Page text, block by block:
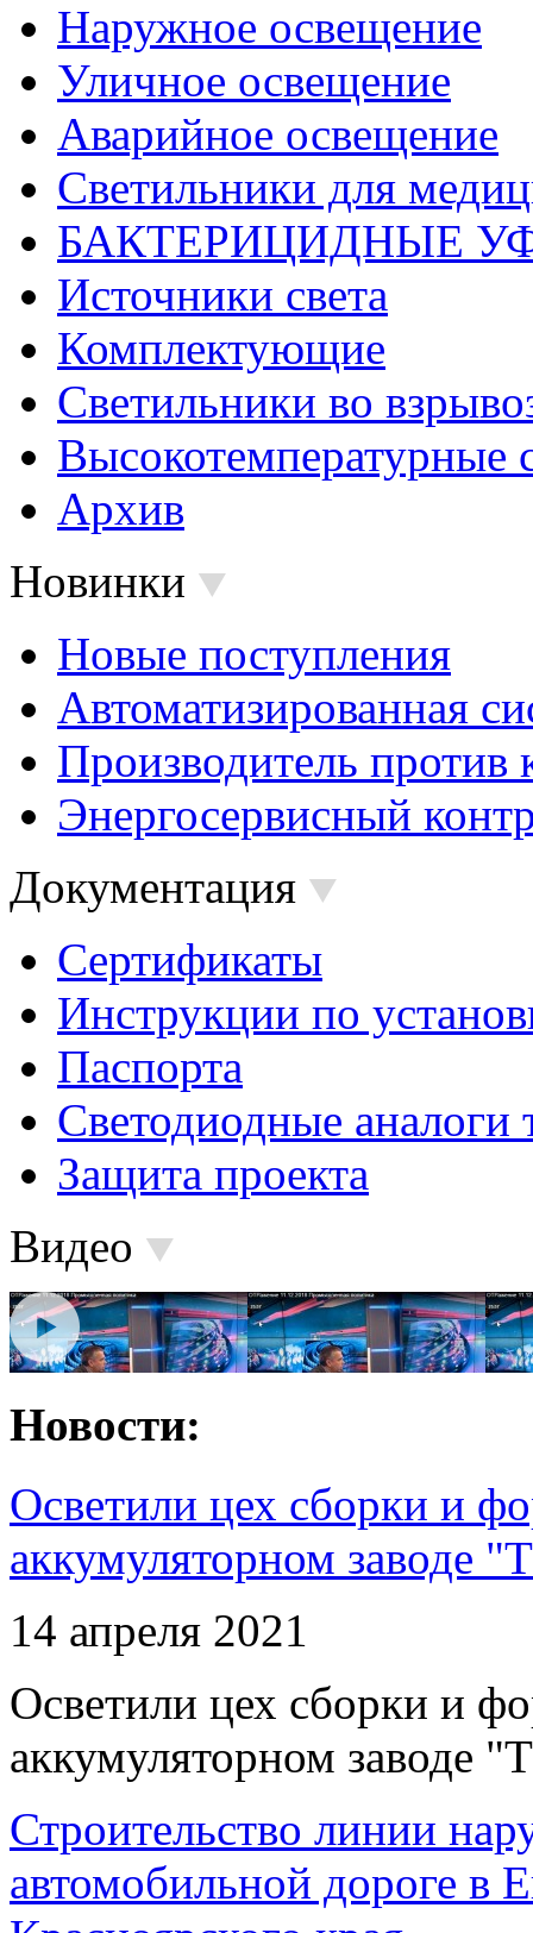
Наружное освещение
Уличное освещение
Аварийное освещение
Светильники для
БАКТЕРИЦИДНЫЕ
Источники света
Комплектующие
Светильники во
Высокотемпературные
Архив
Новинки
Новые поступления
Автоматизированная
Производитель против
Энергосервисный
Документация
Сертификаты
Инструкции по
Паспорта
Светодиодные аналоги
Защита проекта
Видео
Новости:
Осветили цех сборки и
аккумуляторном заводе
14 апреля 2021
Осветили цех сборки и
аккумуляторном заводе
Строительство линии
автомобильной дороге в